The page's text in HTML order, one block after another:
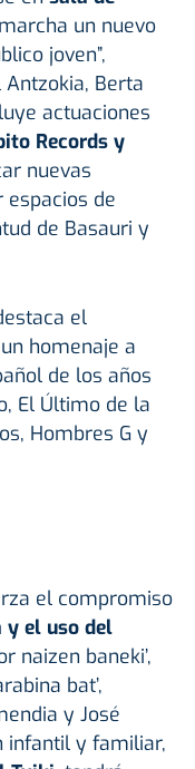
un nuevo
joven”,
Berta
actuaciones
Records y
nuevas
de
de Basauri y
el
un homenaje a
de los años
El Último de la
Hombres G y
el compromiso
y el uso del
naizen baneki’,
bat’,
y José
infantil y familiar,